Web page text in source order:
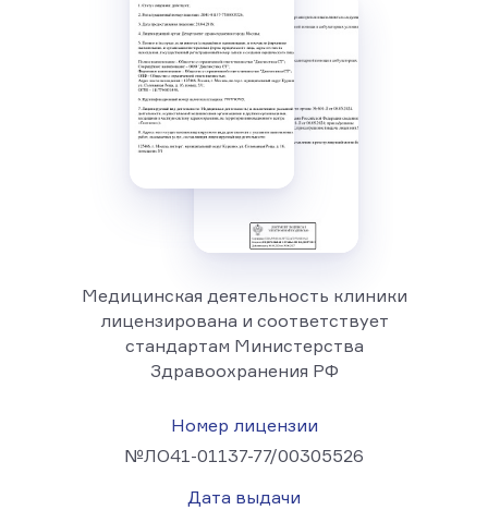
Медицинская деятельность клиники
лицензирована и соответствует
стандартам Министерства
Здравоохранения РФ
Номер лицензии
№ЛО41-01137-77/00305526
Дата выдачи